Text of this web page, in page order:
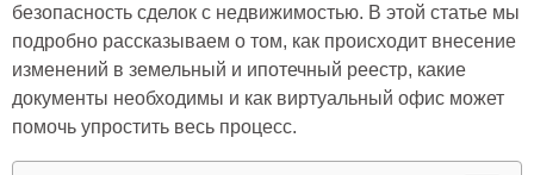
безопасность сделок с недвижимостью. В этой статье мы
подробно рассказываем о том, как происходит внесение
изменений в земельный и ипотечный реестр, какие
документы необходимы и как виртуальный офис может
помочь упростить весь процесс.